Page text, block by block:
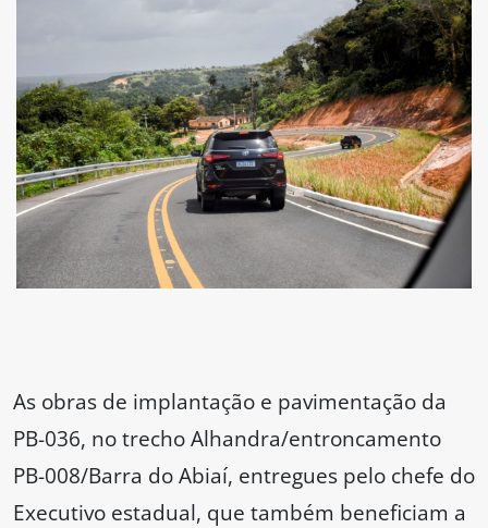
As obras de implantação e pavimentação da
PB-036, no trecho Alhandra/entroncamento
PB-008/Barra do Abiaí, entregues pelo chefe do
Executivo estadual, que também beneficiam a